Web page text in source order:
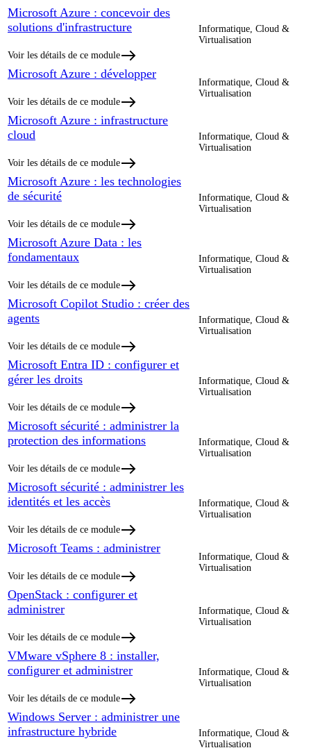
Microsoft Azure : concevoir des
solutions d'infrastructure
Voir les détails de ce module
Informatique, Cloud &
Virtualisation
Microsoft Azure : développer
Voir les détails de ce module
Informatique, Cloud &
Virtualisation
Microsoft Azure : infrastructure
cloud
Voir les détails de ce module
Informatique, Cloud &
Virtualisation
Microsoft Azure : les technologies
de sécurité
Voir les détails de ce module
Informatique, Cloud &
Virtualisation
Microsoft Azure Data : les
fondamentaux
Voir les détails de ce module
Informatique, Cloud &
Virtualisation
Microsoft Copilot Studio : créer des
agents
Voir les détails de ce module
Informatique, Cloud &
Virtualisation
Microsoft Entra ID : configurer et
gérer les droits
Voir les détails de ce module
Informatique, Cloud &
Virtualisation
Microsoft sécurité : administrer la
protection des informations
Voir les détails de ce module
Informatique, Cloud &
Virtualisation
Microsoft sécurité : administrer les
identités et les accès
Voir les détails de ce module
Informatique, Cloud &
Virtualisation
Microsoft Teams : administrer
Voir les détails de ce module
Informatique, Cloud &
Virtualisation
OpenStack : configurer et
administrer
Voir les détails de ce module
Informatique, Cloud &
Virtualisation
VMware vSphere 8 : installer,
configurer et administrer
Voir les détails de ce module
Informatique, Cloud &
Virtualisation
Windows Server : administrer une
infrastructure hybride
Informatique, Cloud &
Virtualisation